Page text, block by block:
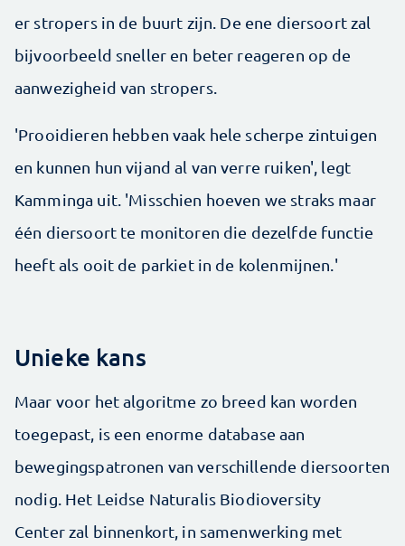
er stropers in de buurt zijn. De ene diersoort zal
bijvoorbeeld sneller en beter reageren op de
aanwezigheid van stropers.
'Prooidieren hebben vaak hele scherpe zintuigen
en kunnen hun vijand al van verre ruiken', legt
Kamminga uit. 'Misschien hoeven we straks maar
één diersoort te monitoren die dezelfde functie
heeft als ooit de parkiet in de kolenmijnen.'
Unieke kans
Maar voor het algoritme zo breed kan worden
toegepast, is een enorme database aan
bewegingspatronen van verschillende diersoorten
nodig. Het Leidse Naturalis Biodioversity
Center zal binnenkort, in samenwerking met